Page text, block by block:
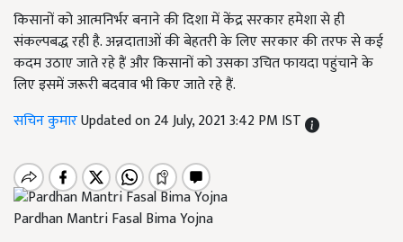
किसानों को आत्मनिर्भर बनाने की दिशा में केंद्र सरकार हमेशा से ही
संकल्पबद्ध रही है. अन्नदाताओं की बेहतरी के लिए सरकार की तरफ से कई
कदम उठाए जाते रहे हैं और किसानों को उसका उचित फायदा पहुंचाने के
लिए इसमें जरूरी बदवाव भी किए जाते रहे हैं.
सचिन कुमारUpdated on 24 July, 2021 3:42 PM IST
Pardhan Mantri Fasal Bima Yojna